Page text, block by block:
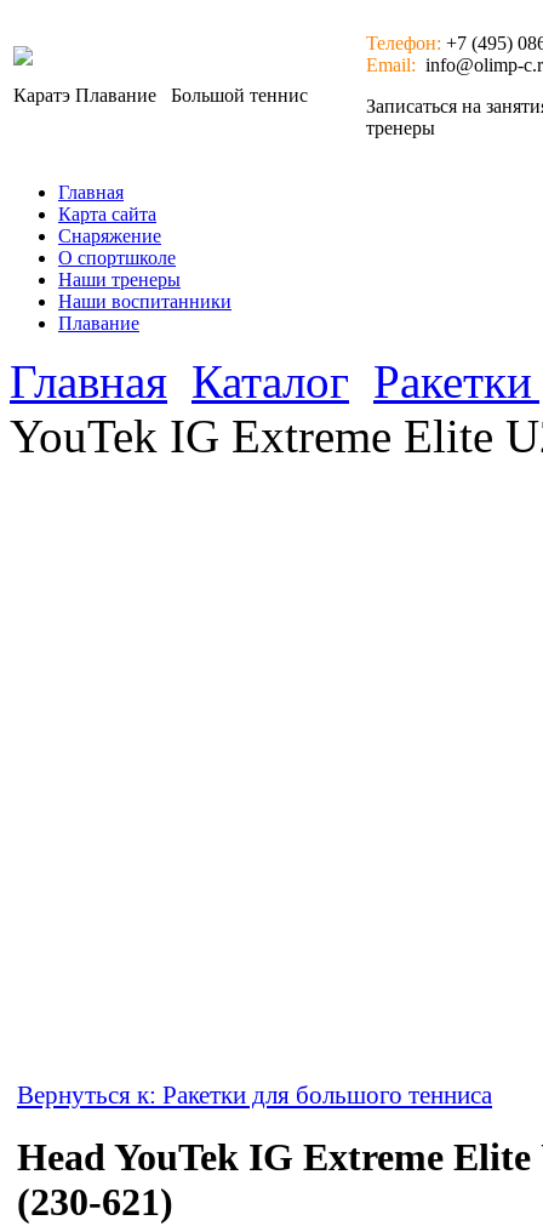
Каратэ Плавание Большой теннис
Телефон: +7 (495)
Email: info@olimp-
Записаться на
тренеры
Главная
Карта сайта
Снаряжение
О спортшколе
Наши тренеры
Наши воспитанники
Плавание
Главная Каталог
YouTek IG Extreme Elite
Вернуться к: Ракетки для большого тенниса
Head YouTek IG Extreme Elite
(230-621)